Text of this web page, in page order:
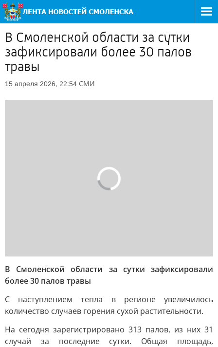
В Смоленской области за сутки
зафиксировали более 30 палов
травы
15 апреля 2026, 22:54 СМИ
В Смоленской области за сутки зафиксировали
более 30 палов травы
С наступлением тепла в регионе увеличилось
количество случаев горения сухой растительности.
На сегодня зарегистрировано 313 палов, из них 31
случай за последние сутки. Общая площадь,